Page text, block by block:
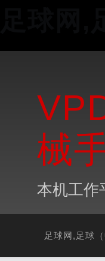
械
本机工作
足球网,足球（